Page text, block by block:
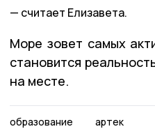
считает Елизавета.
Море зовет самых
становится
на месте.
образование артек